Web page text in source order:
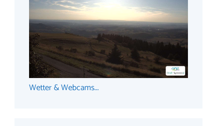
Wetter & Webcams...